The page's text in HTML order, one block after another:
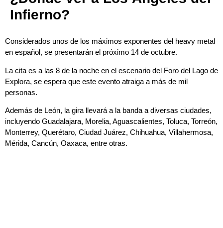
Infierno?
Considerados unos de los máximos exponentes del heavy metal
en español, se presentarán el próximo 14 de octubre.
La cita es a las 8 de la noche en el escenario del Foro del Lago de
Explora, se espera que este evento atraiga a más de mil
personas.
Además de León, la gira llevará a la banda a diversas ciudades,
incluyendo Guadalajara, Morelia, Aguascalientes, Toluca, Torreón,
Monterrey, Querétaro, Ciudad Juárez, Chihuahua, Villahermosa,
Mérida, Cancún, Oaxaca, entre otras.